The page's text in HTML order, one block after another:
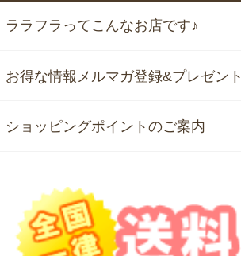
ララフラってこんなお店です♪
お得な情報メルマガ登録&プレゼント
ショッピングポイントのご案内